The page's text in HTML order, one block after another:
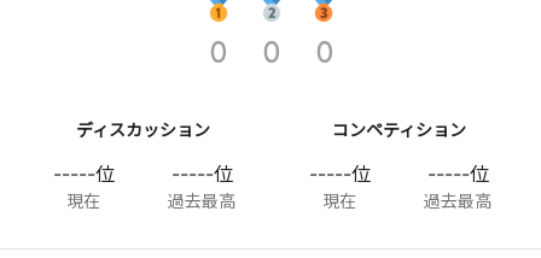
0 0 0
ディスカッション
-----位
現在
-----位
過去最高
コンペティション
-----位
現在
-----位
過去最高